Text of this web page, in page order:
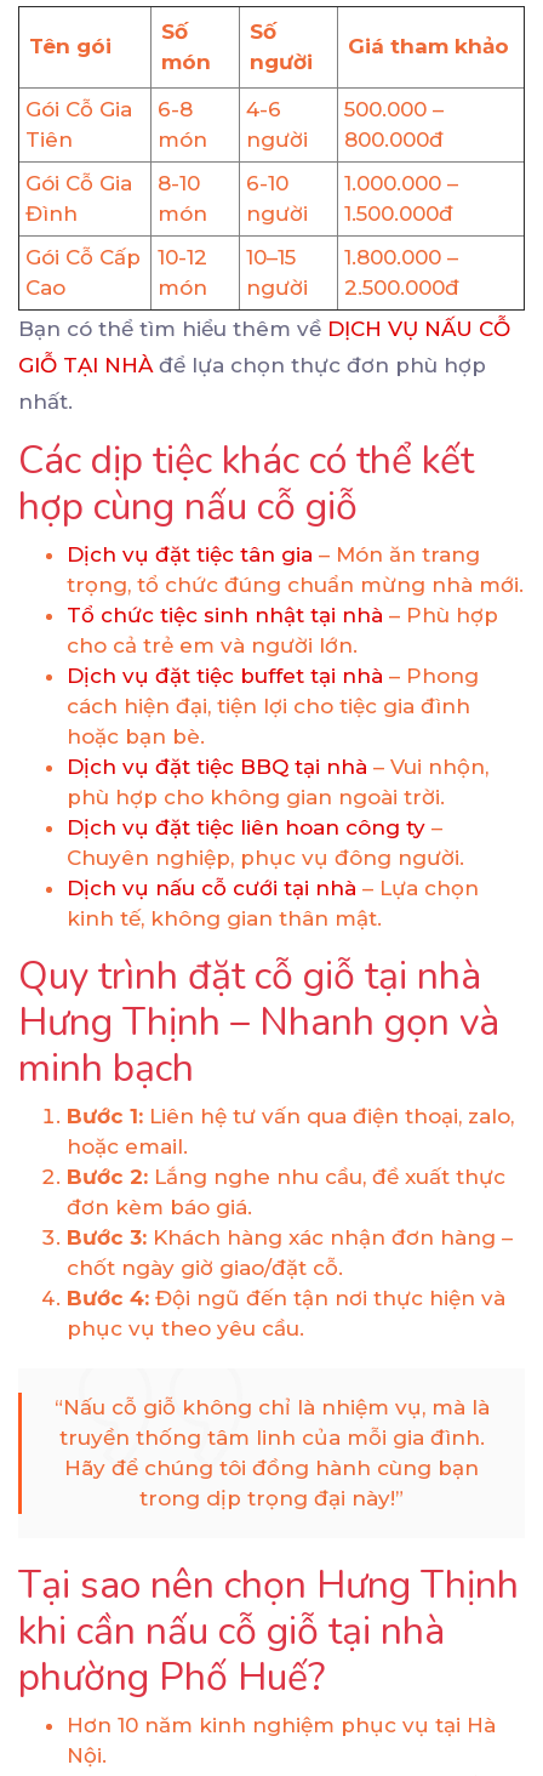
Tên gói
Số
món
Số
người
Giá tham khảo
Gói Cỗ Gia
Tiên
6-8
món
4-6
người
500.000 –
800.000đ
Gói Cỗ Gia
Đình
8-10
món
6-10
người
1.000.000 –
1.500.000đ
Gói Cỗ Cấp
Cao
10-12
món
10–15
người
1.800.000 –
2.500.000đ
Bạn có thể tìm hiểu thêm về DỊCH VỤ NẤU CỖ
GIỖ TẠI NHÀ để lựa chọn thực đơn phù hợp
nhất.
Các dịp tiệc khác có thể kết
hợp cùng nấu cỗ giỗ
Dịch vụ đặt tiệc tân gia – Món ăn trang
trọng, tổ chức đúng chuẩn mừng nhà mới.
Tổ chức tiệc sinh nhật tại nhà – Phù hợp
cho cả trẻ em và người lớn.
Dịch vụ đặt tiệc buffet tại nhà – Phong
cách hiện đại, tiện lợi cho tiệc gia đình
hoặc bạn bè.
Dịch vụ đặt tiệc BBQ tại nhà – Vui nhộn,
phù hợp cho không gian ngoài trời.
Dịch vụ đặt tiệc liên hoan công ty –
Chuyên nghiệp, phục vụ đông người.
Dịch vụ nấu cỗ cưới tại nhà – Lựa chọn
kinh tế, không gian thân mật.
Quy trình đặt cỗ giỗ tại nhà
Hưng Thịnh – Nhanh gọn và
minh bạch
Bước 1: Liên hệ tư vấn qua điện thoại, zalo,
hoặc email.
Bước 2: Lắng nghe nhu cầu, đề xuất thực
đơn kèm báo giá.
Bước 3: Khách hàng xác nhận đơn hàng –
chốt ngày giờ giao/đặt cỗ.
Bước 4: Đội ngũ đến tận nơi thực hiện và
phục vụ theo yêu cầu.
“Nấu cỗ giỗ không chỉ là nhiệm vụ, mà là
truyền thống tâm linh của mỗi gia đình.
Hãy để chúng tôi đồng hành cùng bạn
trong dịp trọng đại này!”
Tại sao nên chọn Hưng Thịnh
khi cần nấu cỗ giỗ tại nhà
phường Phố Huế?
Hơn 10 năm kinh nghiệm phục vụ tại Hà
Nội.